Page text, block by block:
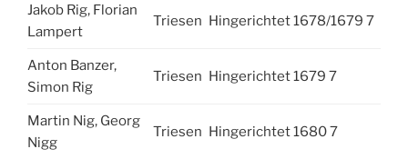
Jakob Rig, Florian
Lampert
Triesen Hingerichtet 1678/1679 7
Anton Banzer,
Simon Rig
Triesen Hingerichtet 1679 7
Martin Nig, Georg
Nigg
Triesen Hingerichtet 16807